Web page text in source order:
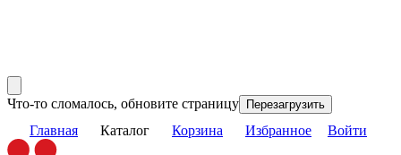
Что-то сломалось, обновите страницу Перезагрузить
Главная Каталог Корзина Избранное Войти